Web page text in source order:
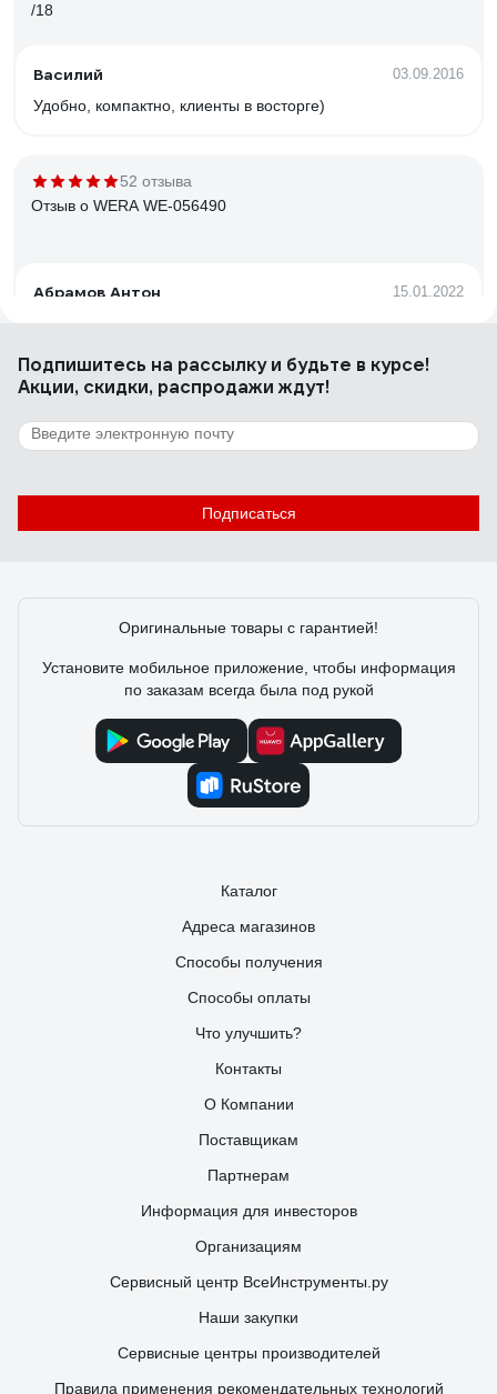
/18
Василий 03.09.2016
Удобно, компактно, клиенты в восторге)
52 отзыва
Отзыв о WERA WE-056490
Абрамов Антон 15.01.2022
Мобильный качественный набор для экстренных случаев
26 отзывов
Отзыв о WERA WE-051045
Сорокин Александр Валерьевич
Подпишитесь на рассылкуи будьте в курсе!
Акции, скидки, распродажи ждут!
Подписаться
Оригинальные товары с гарантией!
Установите мобильное приложение, чтобы информация
по заказам всегда была под рукой
Каталог
Адреса магазинов
Способы получения
Способы оплаты
Что улучшить?
Контакты
О Компании
Поставщикам
Партнерам
Информация для инвесторов
Организациям
Сервисный центр ВсеИнструменты.ру
Наши закупки
Сервисные центры производителей
Правила применения рекомендательных технологий